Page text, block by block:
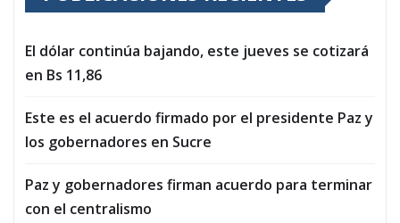
El dólar continúa bajando, este jueves se cotizará
en Bs 11,86
Este es el acuerdo firmado por el presidente Paz y
los gobernadores en Sucre
Paz y gobernadores firman acuerdo para terminar
con el centralismo